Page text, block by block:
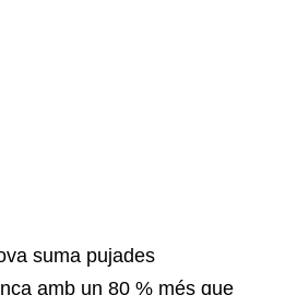
suma pujades
amb un 80 % més que